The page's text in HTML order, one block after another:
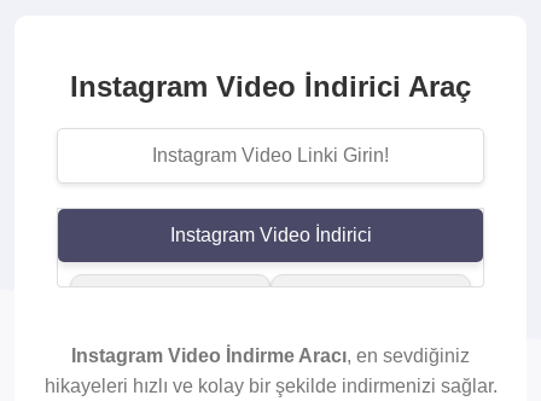
Instagram Video İndirici Araç
Instagram Video İndirici
Instagram Video İndirme Aracı, en sevdiğiniz
hikayeleri hızlı ve kolay bir şekilde indirmenizi sağlar.